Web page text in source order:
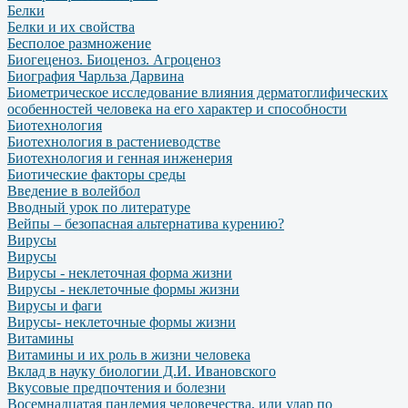
Белки
Белки и их свойства
Бесполое размножение
Биогеценоз. Биоценоз. Агроценоз
Биография Чарльза Дарвина
Биометрическое исследование влияния дерматоглифических
особенностей человека на его характер и способности
Биотехнология
Биотехнология в растениеводстве
Биотехнология и генная инженерия
Биотические факторы среды
Введение в волейбол
Вводный урок по литературе
Вейпы – безопасная альтернатива курению?
Вирусы
Вирусы
Вирусы - неклеточная форма жизни
Вирусы - неклеточные формы жизни
Вирусы и фаги
Вирусы- неклеточные формы жизни
Витамины
Витамины и их роль в жизни человека
Вклад в науку биологии Д.И. Ивановского
Вкусовые предпочтения и болезни
Восемнадцатая пандемия человечества, или удар по